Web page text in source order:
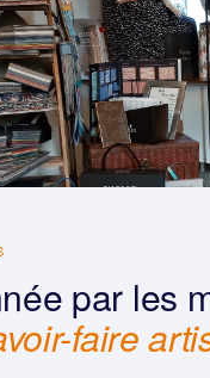
par les
faire